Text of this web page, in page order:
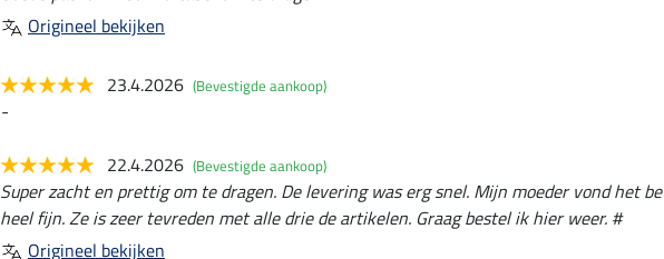
Origineel bekijken
23.4.2026 (Bevestigde aankoop)
-
22.4.2026 (Bevestigde aankoop)
Super zacht en prettig om te dragen. De levering was erg snel. Mijn moeder vond het
heel fijn. Ze is zeer tevreden met alle drie de artikelen. Graag bestel ik hier weer. #
Origineel bekijken